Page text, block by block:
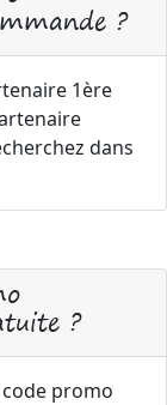
?
1ère
dans
?
promo